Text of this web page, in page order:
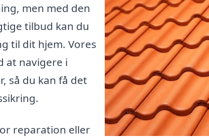
men med den
tilbud kan du
til dit hjem. Vores
at navigere i
så du kan få det
reparation eller